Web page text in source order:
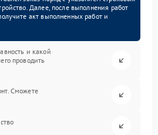
Далее, после выполнения работ
акт выполненных работ и
и какой
проводить
Сможете